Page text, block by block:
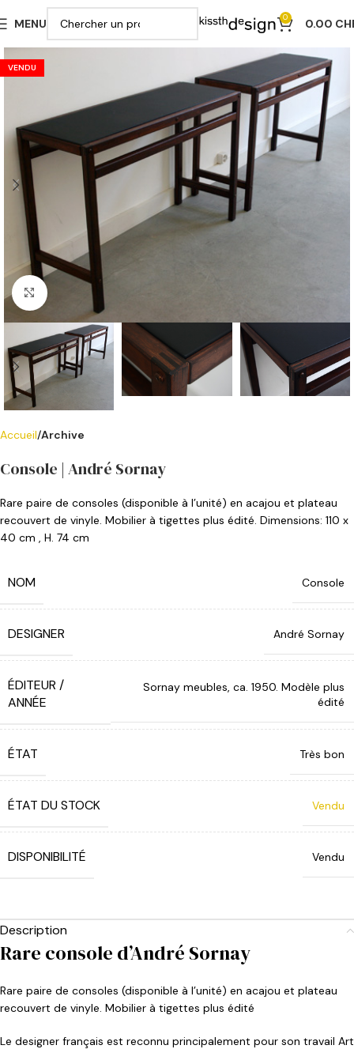
MENU 0 0.00
VENDU
Cliquer pour agrandir
Accueil Archive
Console | André Sornay
Rare paire de consoles (disponible à l’unité) en acajou et plateau
recouvert de vinyle. Mobilier à tigettes plus édité. Dimensions: 110 x
40 cm , H. 74 cm
NOM Console
DESIGNER André Sornay
ÉDITEUR /
ANNÉE
Sornay meubles, ca. 1950. Modèle plus
édité
ÉTAT Très bon
ÉTAT DU STOCK Vendu
DISPONIBILITÉ Vendu
Description
Rare console d’André Sornay
Rare paire de consoles (disponible à l’unité) en acajou et plateau
recouvert de vinyle. Mobilier à tigettes plus édité
Le designer français est reconnu principalement pour son travail Art